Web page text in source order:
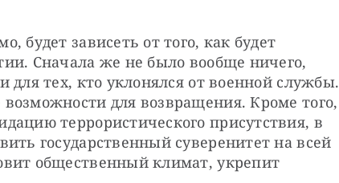
будет зависеть от того, как будет
Сначала же не было вообще ничего,
для тех, кто уклонялся от военной службы.
для возвращения. Кроме того,
террористического присутствия, в
государственный суверенитет на всей
общественный климат, укрепит